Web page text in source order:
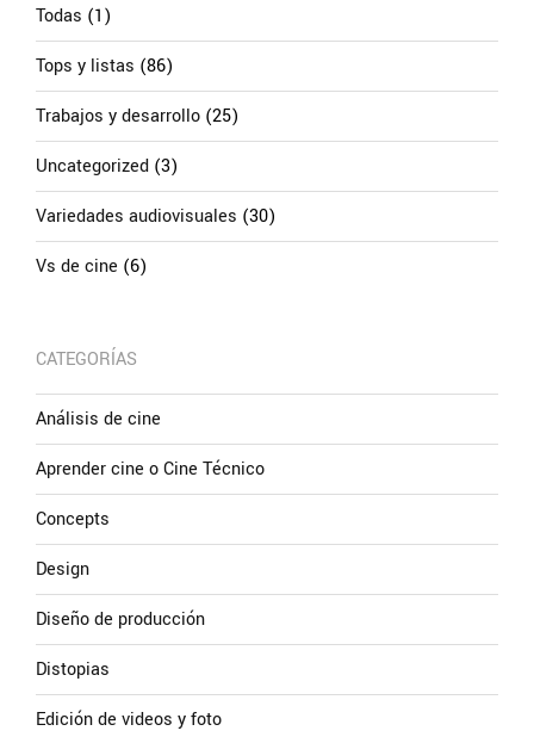
Todas (1)
Tops y listas (86)
Trabajos y desarrollo (25)
Uncategorized (3)
Variedades audiovisuales (30)
Vs de cine (6)
CATEGORÍAS
Análisis de cine
Aprender cine o Cine Técnico
Concepts
Design
Diseño de producción
Distopias
Edición de videos y foto